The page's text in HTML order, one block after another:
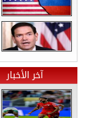
آخر الأخبار